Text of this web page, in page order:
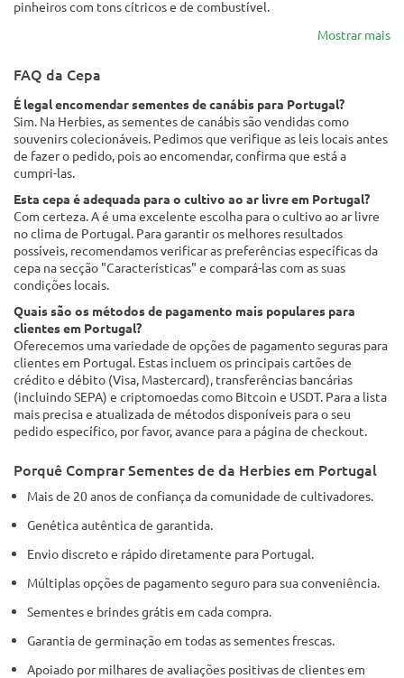
pinheiros com tons cítricos e de combustível.
Mostrar mais
FAQ da Cepa
É legal encomendar sementes de canábis para Portugal?
Sim. Na Herbies, as sementes de canábis são vendidas como
souvenirs colecionáveis. Pedimos que verifique as leis locais antes
de fazer o pedido, pois ao encomendar, confirma que está a
cumpri-las.
Esta cepa é adequada para o cultivo ao ar livre em Portugal?
Com certeza. A é uma excelente escolha para o cultivo ao ar livre
no clima de Portugal. Para garantir os melhores resultados
possíveis, recomendamos verificar as preferências específicas da
cepa na secção "Características" e compará-las com as suas
condições locais.
Quais são os métodos de pagamento mais populares para
clientes em Portugal?
Oferecemos uma variedade de opções de pagamento seguras para
clientes em Portugal. Estas incluem os principais cartões de
crédito e débito (Visa, Mastercard), transferências bancárias
(incluindo SEPA) e criptomoedas como Bitcoin e USDT. Para a lista
mais precisa e atualizada de métodos disponíveis para o seu
pedido específico, por favor, avance para a página de checkout.
Porquê Comprar Sementes de da Herbies em Portugal
Mais de 20 anos de confiança da comunidade de cultivadores.
Genética autêntica de garantida.
Envio discreto e rápido diretamente para Portugal.
Múltiplas opções de pagamento seguro para sua conveniência.
Sementes e brindes grátis em cada compra.
Garantia de germinação em todas as sementes frescas.
Apoiado por milhares de avaliações positivas de clientes em